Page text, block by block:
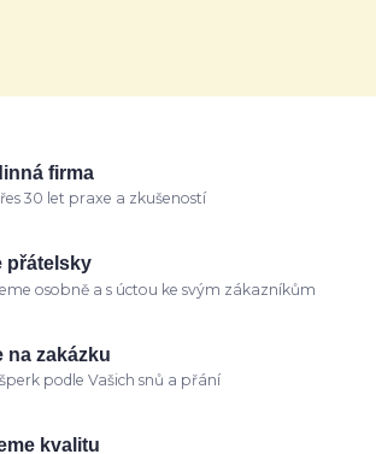
firma
30 let praxe a zkušeností
přátelsky
osobně a s úctou ke svým zákazníkům
na zakázku
podle Vašich snů a přání
kvalitu